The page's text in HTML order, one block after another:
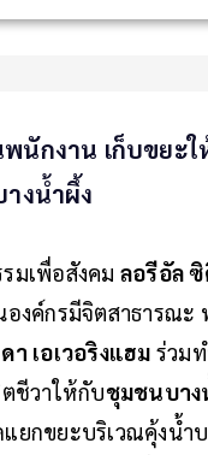
นักงาน เก็บขยะ
งน้ำผึ้ง
มเพื่อสังคม ลอรีอัล ซิ
องค์กรมีจิตสาธารณ
า เอเวอริงแฮม ร่วม
ชีวาให้กับชุมชนบาง
ยกขยะบริเวณคุ้งน้ำ